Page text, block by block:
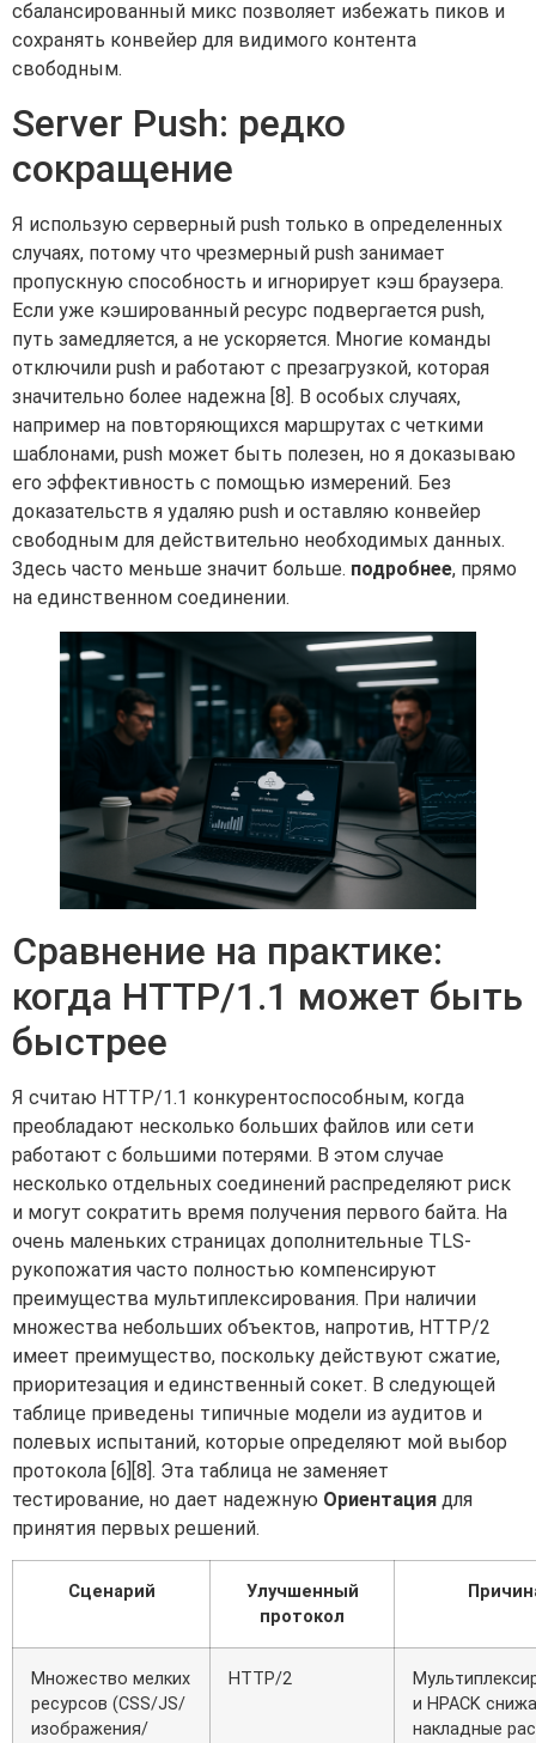
сбалансированный микс позволяет избежать пиков и
сохранять конвейер для видимого контента
свободным.
Server Push: редко
сокращение
Я использую серверный push только в определенных
случаях, потому что чрезмерный push занимает
пропускную способность и игнорирует кэш браузера.
Если уже кэшированный ресурс подвергается push,
путь замедляется, а не ускоряется. Многие команды
отключили push и работают с презагрузкой, которая
значительно более надежна [8]. В особых случаях,
например на повторяющихся маршрутах с четкими
шаблонами, push может быть полезен, но я доказываю
его эффективность с помощью измерений. Без
доказательств я удаляю push и оставляю конвейер
свободным для действительно необходимых данных.
Здесь часто меньше значит больше. подробнее, прямо
на единственном соединении.
Сравнение на практике:
когда HTTP/1.1 может быть
быстрее
Я считаю HTTP/1.1 конкурентоспособным, когда
преобладают несколько больших файлов или сети
работают с большими потерями. В этом случае
несколько отдельных соединений распределяют риск
и могут сократить время получения первого байта. На
очень маленьких страницах дополнительные TLS-
рукопожатия часто полностью компенсируют
преимущества мультиплексирования. При наличии
множества небольших объектов, напротив, HTTP/2
имеет преимущество, поскольку действуют сжатие,
приоритезация и единственный сокет. В следующей
таблице приведены типичные модели из аудитов и
полевых испытаний, которые определяют мой выбор
протокола [6][8]. Эта таблица не заменяет
тестирование, но дает надежную Ориентация для
принятия первых решений.
Сценарий
Улучшенный
протокол
Множество мелких
ресурсов (CSS/JS/
изображения/
HTTP/2
и HPACK
накладные